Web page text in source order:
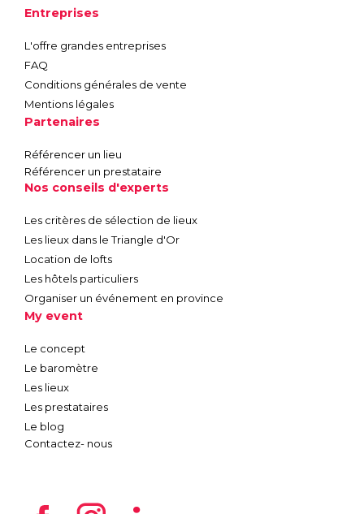
Entreprises
L'offre grandes entreprises
FAQ
Conditions générales de vente
Mentions légales
Partenaires
Référencer un lieu
Référencer un prestataire
Nos conseils d'experts
Les critères de sélection de lieux
Les lieux dans le Triangle d'Or
Location de lofts
Les hôtels particuliers
Organiser un événement en province
My event
Le concept
Le baromètre
Les lieux
Les prestataires
Le blog
Contactez- nous